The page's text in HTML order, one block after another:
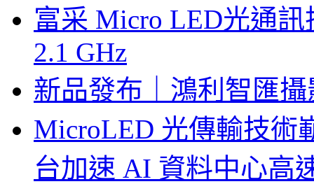
富采 Micro LED光通
2.1 GHz
新品發布｜鴻利智匯
MicroLED 光傳輸技術
台加速 AI 資料中心高